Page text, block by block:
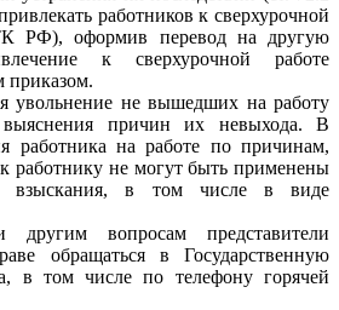
работников к сверхурочной
РФ), оформив перевод на другую
к сверхурочной работе
приказом.
увольнение не вышедших на работу
выяснения причин их невыхода. В
работника на работе по причинам,
работнику не могут быть применены
взыскания, в том числе в виде
вопросам представители
обращаться в Государственную
в том числе по телефону горячей